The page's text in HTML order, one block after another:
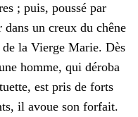
; puis, poussé par
un creux du chêne
la Vierge Marie. Dès
homme, qui déroba
est pris de forts
il avoue son forfait.